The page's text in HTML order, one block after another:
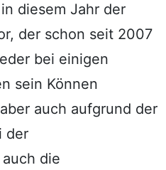
diesem Jahr der
der schon seit 2007
bei einigen
sein Können
auch aufgrund der
der
die